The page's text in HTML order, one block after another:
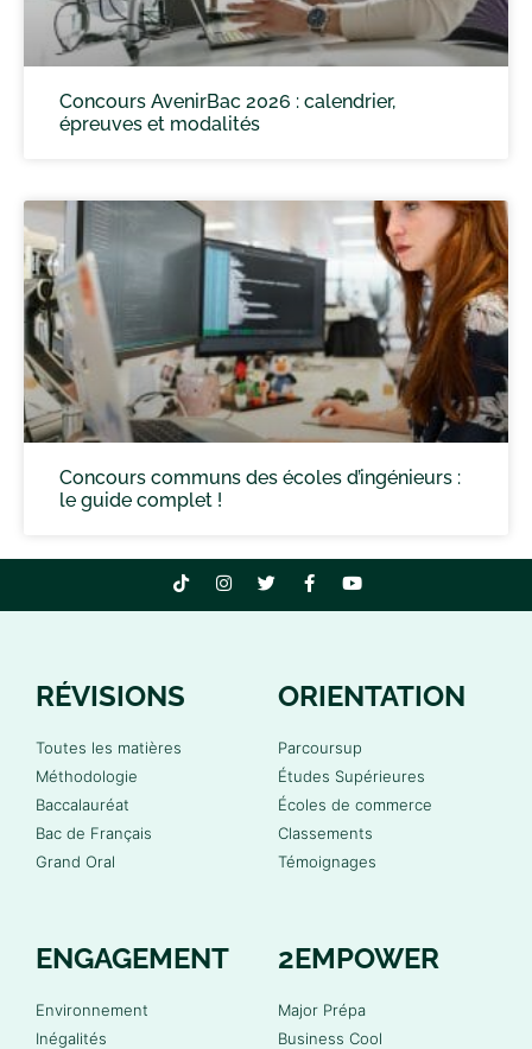
Concours AvenirBac 2026 : calendrier,
épreuves et modalités
Concours communs des écoles d’ingénieurs :
le guide complet !
RÉVISIONS
Toutes les matières
Méthodologie
Baccalauréat
Bac de Français
Grand Oral
ORIENTATION
Parcoursup
Études Supérieures
Écoles de commerce
Classements
Témoignages
ENGAGEMENT
Environnement
Inégalités
2EMPOWER
Major Prépa
Business Cool